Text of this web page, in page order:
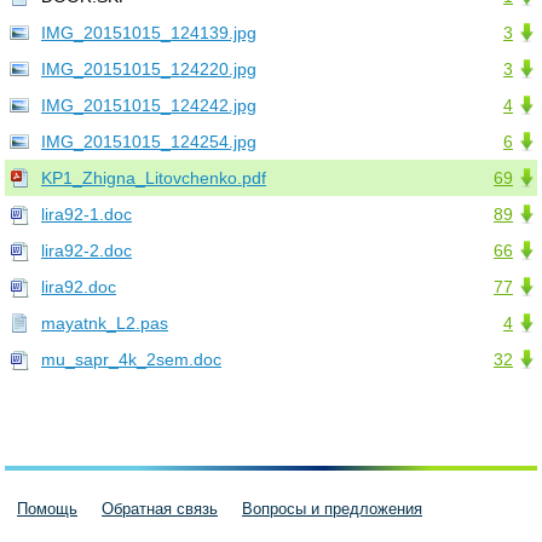
3
IMG_20151015_124139.jpg
3
IMG_20151015_124220.jpg
4
IMG_20151015_124242.jpg
6
IMG_20151015_124254.jpg
69
KP1_Zhigna_Litovchenko.pdf
89
lira92-1.doc
66
lira92-2.doc
77
lira92.doc
4
mayatnk_L2.pas
32
mu_sapr_4k_2sem.doc
Помощь Обратная связь Вопросы и предложения